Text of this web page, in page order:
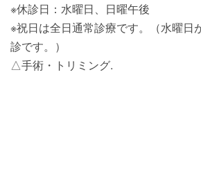
※休診日：水曜日、日曜午後
※祝日は全日通常診療です。（水曜日
診です。）
△手術・トリミング.